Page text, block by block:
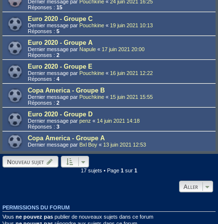
Dernier message par Pouchkine « 24 juin 2021 16:25
Réponses : 15
Euro 2020 - Groupe C
Dernier message par Pouchkine « 19 juin 2021 10:13
Réponses : 5
Euro 2020 - Groupe A
Dernier message par Napule « 17 juin 2021 20:00
Réponses : 2
Euro 2020 - Groupe E
Dernier message par Pouchkine « 16 juin 2021 12:22
Réponses : 4
Copa America - Groupe B
Dernier message par Pouchkine « 15 juin 2021 15:55
Réponses : 2
Euro 2020 - Groupe D
Dernier message par penz « 14 juin 2021 14:18
Réponses : 3
Copa America - Groupe A
Dernier message par Bxl Boy « 13 juin 2021 12:53
Nouveau sujet
17 sujets • Page 1 sur 1
Aller
PERMISSIONS DU FORUM
Vous ne pouvez pas publier de nouveaux sujets dans ce forum